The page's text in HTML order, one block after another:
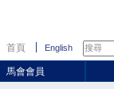
首頁 English
馬會會員